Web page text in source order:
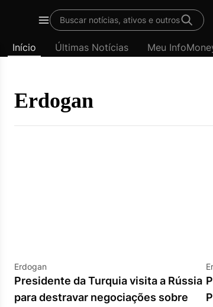
Últimas
InfoMoney
Menu
Buscar notícias, ativos e outros
Início Últimas Notícias Meu
Erdogan
Erdogan
Presidente da Turquia visita a Rússia
para destravar negociações sobre